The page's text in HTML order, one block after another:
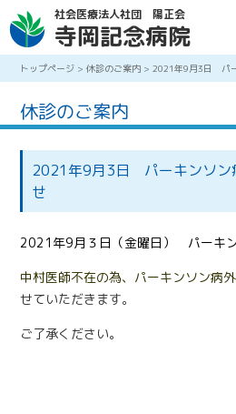
社会医療法人社団 陽正会
寺岡記念病院
トップページ >休診のご案内 >2021年9月3日 パ
休診のご案内
2021年9月3日 パーキンソ
せ
2021年9月３日（金曜日） パー
中村医師不在の為、パーキンソン病
せていただきます。
ご了承ください。